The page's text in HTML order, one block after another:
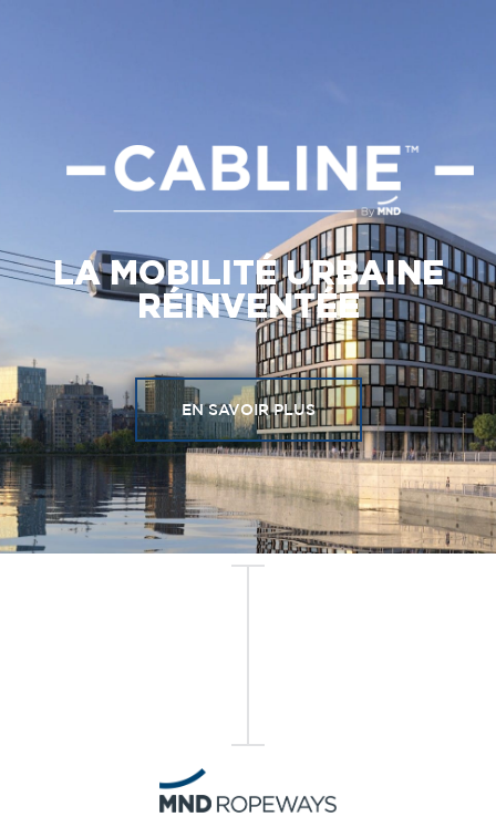
LA MOBILITÉ URBAINE
RÉINVENTÉE
EN SAVOIR PLUS